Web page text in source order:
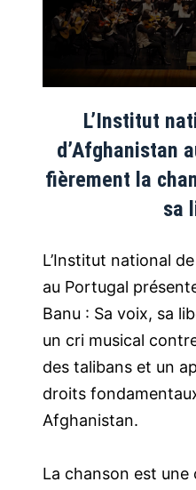
L’Institut
d’Afghanistan
fièrement la
sa
L’Institut national
au Portugal
Banu : Sa voix, sa
un cri musical
des talibans et un
droits
Afghanistan.
La chanson est